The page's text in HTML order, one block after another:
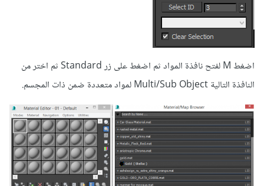
اضغط M لفتح نافذة المواد ثم اضغط على زر Standard ثم اختر من
النافذة التالية Multi/Sub Object لمواد متعددة ضمن ذات المجسم.